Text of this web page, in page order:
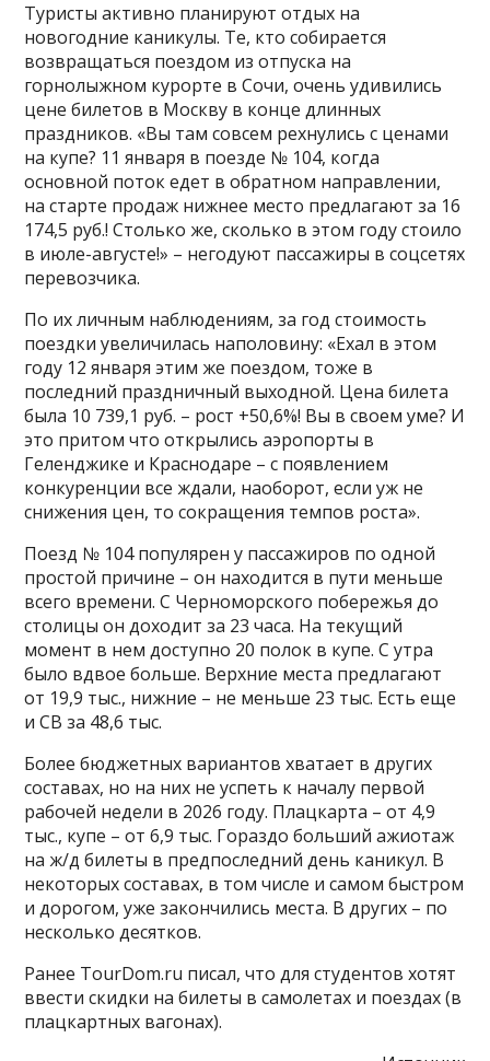
Туристы активно планируют отдых на
новогодние каникулы. Те, кто собирается
возвращаться поездом из отпуска на
горнолыжном курорте в Сочи, очень удивились
цене билетов в Москву в конце длинных
праздников. «Вы там совсем рехнулись с ценами
на купе? 11 января в поезде № 104, когда
основной поток едет в обратном направлении,
на старте продаж нижнее место предлагают за 16
174,5 руб.! Столько же, сколько в этом году стоило
в июле-августе!» – негодуют пассажиры в соцсетях
перевозчика.
По их личным наблюдениям, за год стоимость
поездки увеличилась наполовину: «Ехал в этом
году 12 января этим же поездом, тоже в
последний праздничный выходной. Цена билета
была 10 739,1 руб. – рост +50,6%! Вы в своем уме? И
это притом что открылись аэропорты в
Геленджике и Краснодаре – с появлением
конкуренции все ждали, наоборот, если уж не
снижения цен, то сокращения темпов роста».
Поезд № 104 популярен у пассажиров по одной
простой причине – он находится в пути меньше
всего времени. С Черноморского побережья до
столицы он доходит за 23 часа. На текущий
момент в нем доступно 20 полок в купе. С утра
было вдвое больше. Верхние места предлагают
от 19,9 тыс., нижние – не меньше 23 тыс. Есть еще
и СВ за 48,6 тыс.
Более бюджетных вариантов хватает в других
составах, но на них не успеть к началу первой
рабочей недели в 2026 году. Плацкарта – от 4,9
тыс., купе – от 6,9 тыс. Гораздо больший ажиотаж
на ж/д билеты в предпоследний день каникул. В
некоторых составах, в том числе и самом быстром
и дорогом, уже закончились места. В других – по
несколько десятков.
Ранее TourDom.ru писал, что для студентов хотят
ввести скидки на билеты в самолетах и поездах (в
плацкартных вагонах).